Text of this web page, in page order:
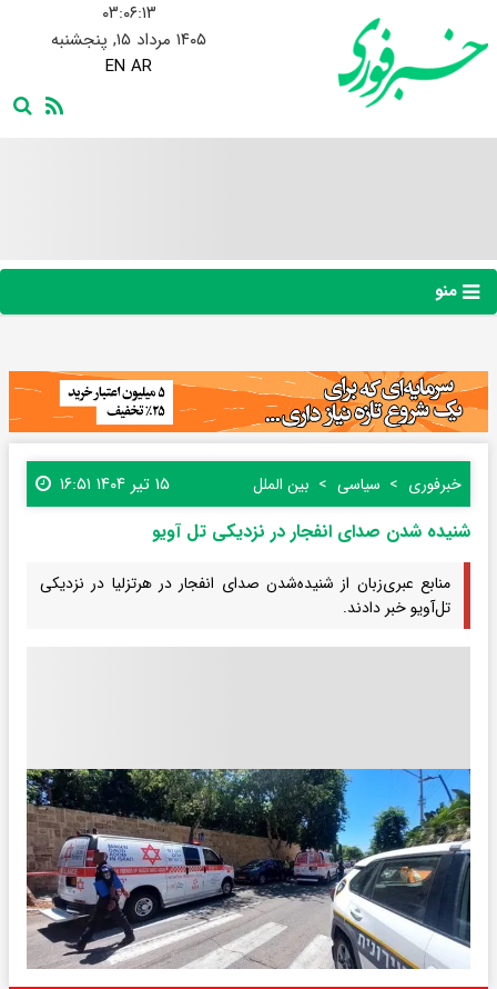
۰۳:۰۶:۱۴
۱۴۰۵ مرداد ۱۵, پنجشنبه
EN AR
منو
خبرفوری سیاسی بین الملل ۱۵ تیر ۱۴۰۴ ۱۶:۵۱
شنیده شدن صدای انفجار در نزدیکی تل آویو
منابع عبری‌زبان از شنیده‌شدن صدای انفجار در هرتزلیا در نزدیکی
تل‌آویو خبر دادند.